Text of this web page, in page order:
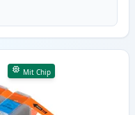
Mit Chip